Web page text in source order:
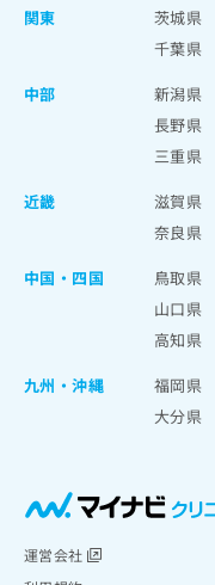
関東
茨城県
千葉県
中部
新潟県
長野県
三重県
近畿
滋賀県
奈良県
中国・四国
鳥取県
山口県
高知県
九州・沖縄
福岡県
大分県
運営会社